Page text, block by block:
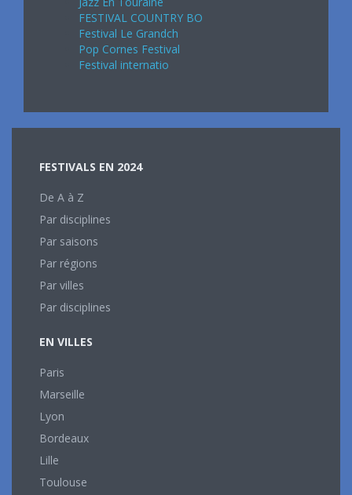
FESTIVAL COUNTRY BO
Festival Le Grandch
Pop Cornes Festival
Festival internatio
FESTIVALS EN 2024
De A à Z
Par disciplines
Par saisons
Par régions
Par villes
Par disciplines
EN VILLES
Paris
Marseille
Lyon
Bordeaux
Lille
Toulouse